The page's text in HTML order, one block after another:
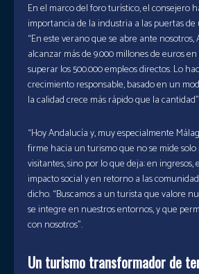
En el marco del foro turístico, el consejero
importancia de la industria a las puertas
“En este verano que se abre ante
alcanzar más de 9.000 millones de euros
superar los 500.000 empleos directos. Lo
crecimiento responsable, basado en un
la calidad crece más rápido que la
“Hoy Andalucía y, muy especialmente
firme hacia un turismo que no se mide
visitantes, sino por lo que deja: en ingresos,
impacto social y en retorno a las
dicho. “Buscamos a un turista que valore
se integre en nuestros entornos, y que
con nosotros”.
Un turismo transformador de